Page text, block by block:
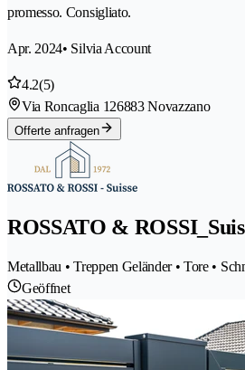
promesso. Consigliato.
Apr. 2024• Silvia Account
4.2(5)
Via Roncaglia 126883 Novazzano
Offerte anfragen
ROSSATO &
Metallbau • Treppen Geländer • Tore •
Geöffnet